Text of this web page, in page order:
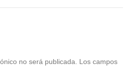
no será publicada.
Los campos